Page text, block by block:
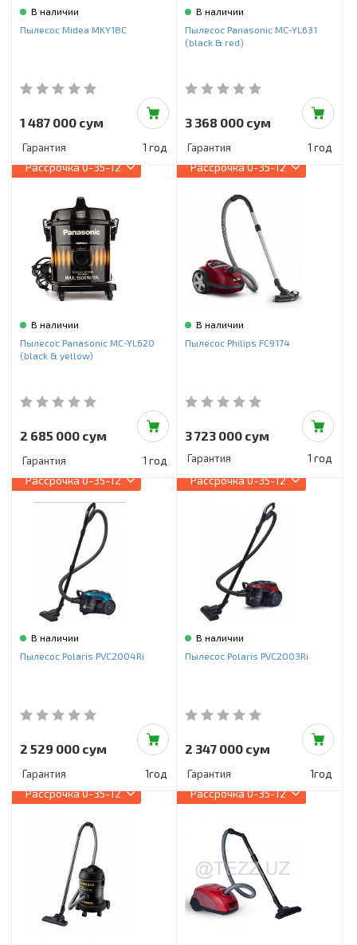
В наличии
Пылесос Midea MKY18C
1 487 000 сум
Гарантия 1 год
В наличии
Пылесос Panasonic MC-YL631
(black & red)
3 368 000 сум
Гарантия 1 год
Рассрочка0-35-12
В наличии
Пылесос Panasonic MC-YL620
(black & yellow)
2 685 000 сум
Гарантия 1 год
Рассрочка0-35-12
В наличии
Пылесос Philips FC9174
3 723 000 сум
Гарантия 1 год
Рассрочка0-35-12
В наличии
Пылесос Polaris PVC2004Ri
2 529 000 сум
Гарантия 1год
Рассрочка0-35-12
В наличии
Пылесос Polaris PVC2003Ri
2 347 000 сум
Гарантия 1год
Рассрочка0-35-12 Рассрочка0-35-12